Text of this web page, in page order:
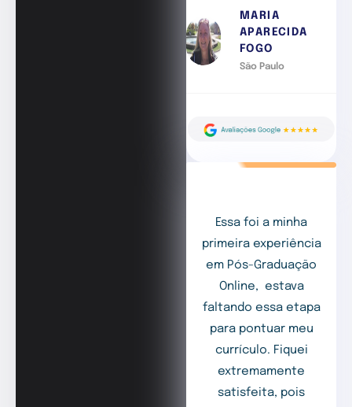
MARIA
APARECIDA
FOGO
São Paulo
Essa foi a minha
primeira experiência
em Pós-Graduação
Online, estava
faltando essa etapa
para pontuar meu
currículo. Fiquei
extremamente
satisfeita, pois